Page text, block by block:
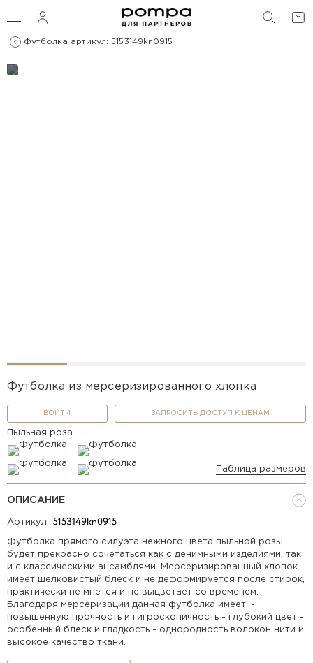
Футболка артикул: 5153149kn0915
Футболка из мерсеризированного хлопка
ВОЙТИ ЗАПРОСИТЬ ДОСТУП К ЦЕНАМ
Пыльная роза
Таблица размеров
ОПИСАНИЕ
Артикул:
Футболка прямого силуэта нежного цвета пыльной розы
будет прекрасно сочетаться как с денимными изделиями, так
и с классическими ансамблями. Мерсеризированный хлопок
имеет шелковистый блеск и не деформируется после стирок,
практически не мнется и не выцветает со временем.
Благодаря мерсеризации данная футболка имеет: -
повышенную прочность и гигроскопичность - глубокий цвет -
особенный блеск и гладкость - однородность волокон нити и
высокое качество ткани.